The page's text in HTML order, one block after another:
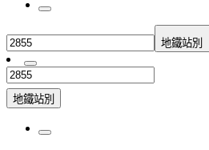
地鐵站別
地鐵站別